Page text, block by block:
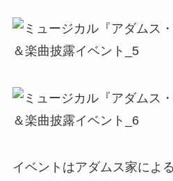
イベントはアダムス家によ